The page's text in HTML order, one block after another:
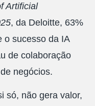
Artificial
, da Deloitte, 63%
o sucesso da IA
de colaboração
negócios.
só, não gera valor,